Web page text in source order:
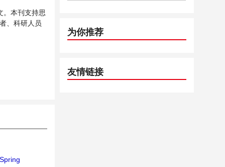
。本刊支持思
、科研人员
为你推荐
友情链接